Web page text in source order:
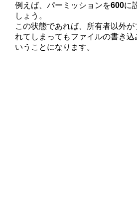
例えば、パーミッションを600に
しょう。
この状態であれば、所有者以外が
れてしまってもファイルの書き込
いうことになります。